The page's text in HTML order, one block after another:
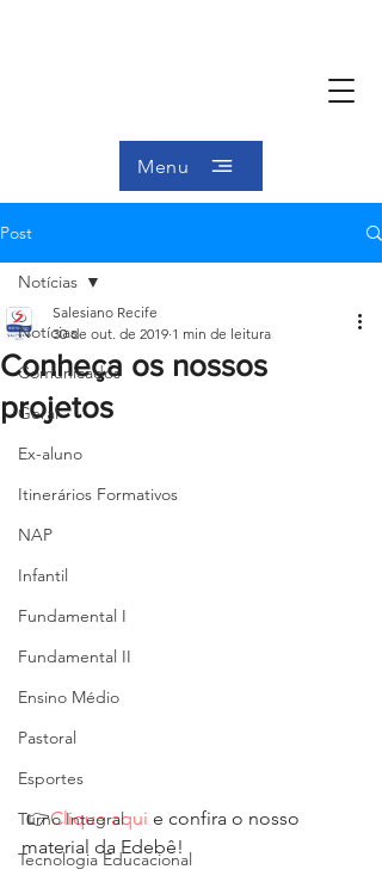
Menu
Post
Notícias
Comunicados
Geral
Ex-aluno
Itinerários Formativos
NAP
Infantil
Fundamental I
Fundamental II
Ensino Médio
Pastoral
Esportes
Turno Integral
Tecnologia Educacional
Notícias
Conheça os nossos
projetos
Salesiano Recife
30 de out. de 2019 1 min de leitura
👉Clique aqui e confira o nosso
material da Edebê!